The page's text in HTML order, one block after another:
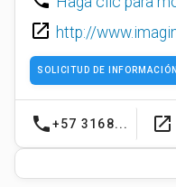
launch http://
SOLICITUD DE INFORMACIÓN
phone+57 3168... launch